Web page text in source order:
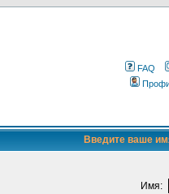
FAQ
Введите ваше
Имя: